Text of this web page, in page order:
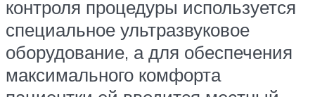
контроля процедуры используется
специальное ультразвуковое
оборудование, а для обеспечения
максимального комфорта